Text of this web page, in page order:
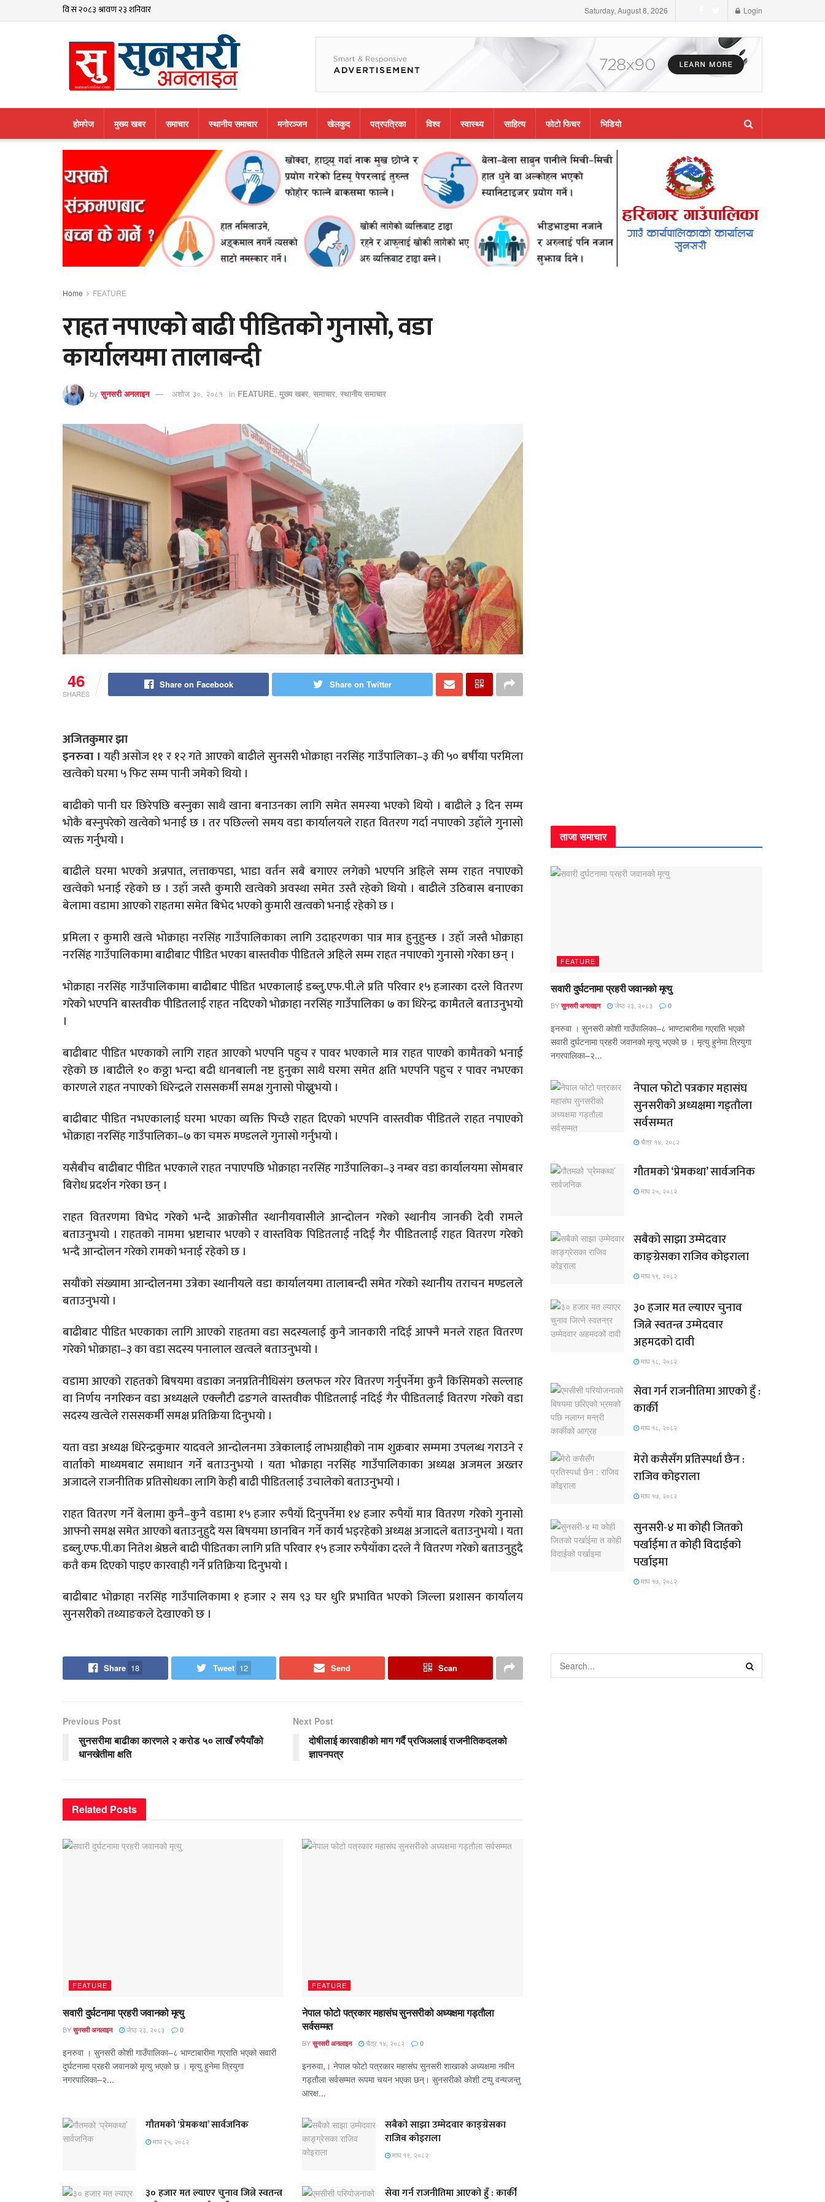
Saturday, August 8, 2026 Login
हाेमपेज मुख्य खबर समाचार स्थानीय समाचार मनाेरञ्जन खेलकुद पत्रपत्रिका विश्व स्वास्थ्य साहित्य फाेटाे फिचर भिडियाे
Home FEATURE
राहत नपाएको बाढी पीडितको गुनासो, वडा
कार्यालयमा तालाबन्दी
by सुनसरी अनलाइन अशोज ३०, २०८१ in FEATURE, मुख्य खबर, समाचार, स्थानीय समाचार
46
SHARES
Share on Facebook Share on Twitter
अजितकुमार झा
इनरुवा । यही असोज ११ र १२ गते आएको बाढीले सुनसरी भोक्राहा नरसिंह गाउँपालिका–३ की ५० बर्षीया परमिला
खत्वेको घरमा ५ फिट सम्म पानी जमेको थियो ।
बाढीको पानी घर छिरेपछि बस्नुका साथै खाना बनाउनका लागि समेत समस्या भएको थियो । बाढीले ३ दिन सम्म
भोकै बस्नुपरेको खत्वेको भनाई छ । तर पछिल्लो समय वडा कार्यालयले राहत वितरण गर्दा नपाएको उहाँले गुनासो
व्यक्त गर्नुभयो ।
बाढीले घरमा भएको अन्नपात, लत्ताकपडा, भाडा वर्तन सबै बगाएर लगेको भएपनि अहिले सम्म राहत नपाएको
खत्वेको भनाई रहेको छ । उहाँ जस्तै कुमारी खत्वेको अवस्था समेत उस्तै रहेको थियो । बाढीले उठिबास बनाएका
बेलामा वडामा आएको राहतमा समेत बिभेद भएको कुमारी खत्वको भनाई रहेको छ ।
प्रमिला र कुमारी खत्वे भोक्राहा नरसिंह गाउँपालिकाका लागि उदाहरणका पात्र मात्र हुनुहुन्छ । उहाँ जस्तै भोक्राहा
नरसिंह गाउँपालिकामा बाढीबाट पीडित भएका बास्तवीक पीडितले अहिले सम्म राहत नपाएको गुनासो गरेका छन् ।
भोक्राहा नरसिंह गाउँपालिकामा बाढीबाट पीडित भएकालाई डब्लु.एफ.पी.ले प्रति परिवार १५ हजारका दरले वितरण
गरेको भएपनि बास्तवीक पीडितलाई राहत नदिएको भोक्राहा नरसिंह गाउँपालिका ७ का धिरेन्द्र कामैतले बताउनुभयो
।
बाढीबाट पीडित भएकाको लागि राहत आएको भएपनि पहुच र पावर भएकाले मात्र राहत पाएको कामैतको भनाई
रहेको छ ।बाढीले १० कठ्ठा भन्दा बढी धानबाली नष्ट हुनुका साथै घरमा समेत क्षति भएपनि पहुच र पावर नभएका
कारणले राहत नपाएको धिरेन्द्रले राससकर्मी समक्ष गुनासो पोख्नुभयो ।
बाढीबाट पीडित नभएकालाई घरमा भएका व्यक्ति पिच्छै राहत दिएको भएपनि वास्तवीक पीडितले राहत नपाएको
भोक्राहा नरसिंह गाउँपालिका–७ का चमरु मण्डलले गुनासो गर्नुभयो ।
यसैबीच बाढीबाट पीडित भएकाले राहत नपाएपछि भोक्राहा नरसिंह गाउँपालिका–३ नम्बर वडा कार्यालयमा सोमबार
बिरोध प्रदर्शन गरेका छन् ।
राहत वितरणमा विभेद गरेको भन्दै आक्रोसीत स्थानीयवासीले आन्दोलन गरेको स्थानीय जानकी देवी रामले
बताउनुभयो । राहतको नाममा भ्रष्टाचार भएको र वास्तविक पिडितलाई नदिई गैर पीडितलाई राहत वितरण गरेको
भन्दै आन्दोलन गरेको रामको भनाई रहेको छ ।
सयौंको संख्यामा आन्दोलनमा उत्रेका स्थानीयले वडा कार्यालयमा तालाबन्दी समेत गरेको स्थानीय तराचन मण्डलले
बताउनुभयो ।
बाढीबाट पीडित भएकाका लागि आएको राहतमा वडा सदस्यलाई कुनै जानकारी नदिई आफ्नै मनले राहत वितरण
गरेको भोक्राहा–३ का वडा सदस्य पनालाल खत्वले बताउनुभयो ।
वडामा आएको राहतको बिषयमा वडाका जनप्रतिनीधिसंग छलफल गरेर वितरण गर्नुपर्नेमा कुनै किसिमको सल्लाह
वा निर्णय नगरिकन वडा अध्यक्षले एक्लौटी ढङगले वास्तवीक पीडितलाई नदिई गैर पीडितलाई वितरण गरेको वडा
सदस्य खत्वेले राससकर्मी समक्ष प्रतिक्रिया दिनुभयो ।
यता वडा अध्यक्ष धिरेन्द्रकुमार यादवले आन्दोलनमा उत्रेकालाई लाभग्राहीको नाम शुक्रबार सम्ममा उपलब्ध गराउने र
वार्ताको माध्यमबाट समाधान गर्ने बताउनुभयो । यता भोक्राहा नरसिंह गाउँपालिकाका अध्यक्ष अजमल अख्तर
अजादले राजनीतिक प्रतिसोधका लागि केही बाढी पीडितलाई उचालेको बताउनुभयो ।
राहत वितरण गर्ने बेलामा कुनै–कुनै वडामा १५ हजार रुपैयाँ दिनुपर्नेमा १४ हजार रुपैयाँ मात्र वितरण गरेको गुनासो
आफ्नो समक्ष समेत आएको बताउनुहुदै यस बिषयमा छानबिन गर्ने कार्य भइरहेको अध्यक्ष अजादले बताउनुभयो । यता
डब्लु.एफ.पी.का नितेश श्रेष्ठले बाढी पीडितका लागि प्रति परिवार १५ हजार रुपैयाँका दरले नै वितरण गरेको बताउनुहुदै
कतै कम दिएको पाइए कारवाही गर्ने प्रतिक्रिया दिनुभयो ।
बाढीबाट भोक्राहा नरसिंह गाउँपालिकामा १ हजार २ सय ९३ घर धुरि प्रभावित भएको जिल्ला प्रशासन कार्यालय
सुनसरीको तथ्याङकले देखाएको छ ।
Share 18 Tweet 12 Send Scan
Previous Post
सुनसरीमा बाढीका कारणले २ करोड ५० लाखँ रुपैयाँको
धानखेतीमा क्षति
Next Post
दोषीलाई कारवाहीको माग गर्दै प्रजिअलाई राजनीतिकदलको
ज्ञापनपत्र
Related Posts
FEATURE
सवारी दुर्घटनामा प्रहरी जवानको मृत्यु
BY सुनसरी अनलाइन जेष्ठ २३, २०८३ 0
इनरुवा । सुनसरी कोशी गाउँपालिका–८ भाण्टाबारीमा गएराति भएको सवारी
दुर्घटनामा प्रहरी जवानको मृत्यु भएको छ । मृत्यु हुनेमा त्रियुगा
नगरपालिका–२...
FEATURE
नेपाल फोटो पत्रकार महासंघ सुनसरीको अध्यक्षमा गड्ताैला
सर्वसम्मत
BY सुनसरी अनलाइन चैत्र १४, २०८२ 0
इनरुवा,। नेपाल फोटो पत्रकार महासंघ सुनसरी शाखाको अध्यक्षमा नवीन
गड्ताैला सर्वसम्मत रूपमा चयन भएका छन्। सुनसरीको काेशी टप्पु वन्यजन्तु
आरक्ष...
गौतमको ‘प्रेमकथा’ सार्वजनिक
माघ २५, २०८२
सबैको साझा उम्मेदवार काङ्ग्रेसका
राजिव कोइराला
माघ १९, २०८२
३० हजार मत ल्याएर चुनाव जित्ने स्वतन्त्र
सेवा गर्न राजनीतिमा आएको हुँ : कार्की
ताजा समाचार
FEATURE
सवारी दुर्घटनामा प्रहरी जवानको मृत्यु
BY सुनसरी अनलाइन जेष्ठ २३, २०८३ 0
इनरुवा । सुनसरी कोशी गाउँपालिका–८ भाण्टाबारीमा गएराति भएको
सवारी दुर्घटनामा प्रहरी जवानको मृत्यु भएको छ । मृत्यु हुनेमा त्रियुगा
नगरपालिका–२...
नेपाल फोटो पत्रकार महासंघ
सुनसरीको अध्यक्षमा गड्ताैला
सर्वसम्मत
चैत्र १४, २०८२
गौतमको ‘प्रेमकथा’ सार्वजनिक
माघ २५, २०८२
सबैको साझा उम्मेदवार
काङ्ग्रेसका राजिव कोइराला
माघ १९, २०८२
३० हजार मत ल्याएर चुनाव
जित्ने स्वतन्त्र उम्मेदवार
अहमदको दावी
माघ १८, २०८२
सेवा गर्न राजनीतिमा आएको हुँ :
कार्की
माघ १८, २०८२
मेरो कसैसँग प्रतिस्पर्धा छैन :
राजिव कोइराला
माघ १७, २०८२
सुनसरी-४ मा कोही जितको
पर्खाईमा त कोही विदाईको
पर्खाइमा
माघ १७, २०८२